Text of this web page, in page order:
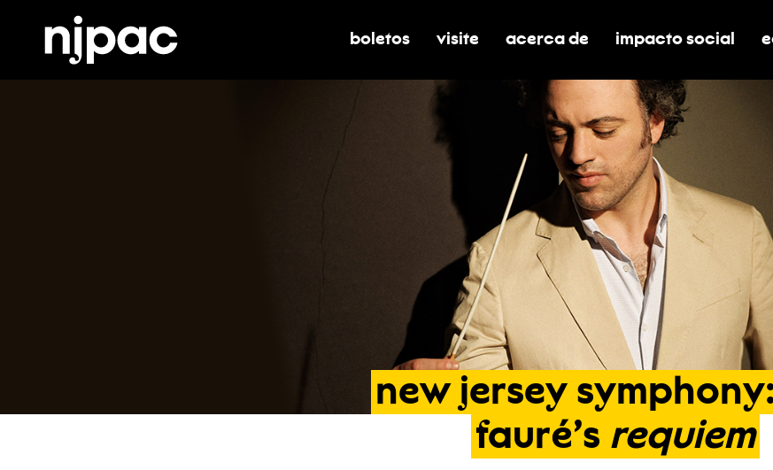
alternar submenú de boletos
boletos alternar submenú de visite
visite alternar submenú de acerca de
acerca de activar/desactivar
impacto social
new jersey symphony:
fauré’s requiem